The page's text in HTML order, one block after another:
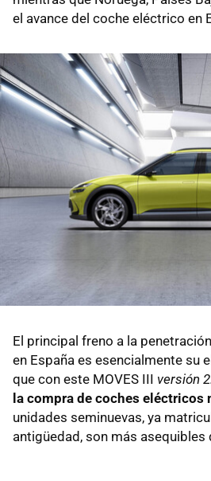
el avance del coche eléctrico en
El principal freno a la
en España es esencialmente su
que con este MOVES III versión
la compra de coches eléctricos
unidades seminuevas, ya
antigüedad, son más asequibles